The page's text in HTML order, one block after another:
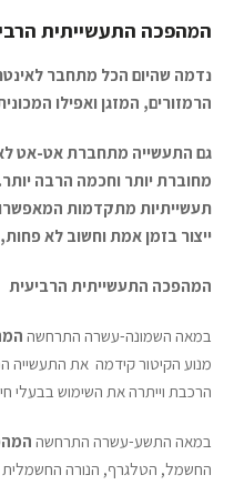
המהפכה התעשייתית
נדמה שהיום הכל מתחבר
הרמזורים, המזגן ואפילו
גם התעשייה מתחברת אט-אט
מחוברת יותר וחכמה הרבה
תעשייתיות מתקדמות
ייצור בזמן אמת וחשוב לא פחות,
המהפכה התעשייתית הרביעית
במאה השמונה-עשרה התרחשה
מנוע הקיטור קידמה את התעשייה
הרכבת וייתרה את השימוש בבעלי
במאה התשע-עשרה התרחשה
החשמל, הטלגרף, הנורה החשמלית